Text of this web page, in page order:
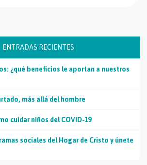
ENTRADAS RECIENTES
¿qué beneficios le aportan a nuestros
más allá del hombre
cuidar niños del COVID-19
sociales del Hogar de Cristo y únete